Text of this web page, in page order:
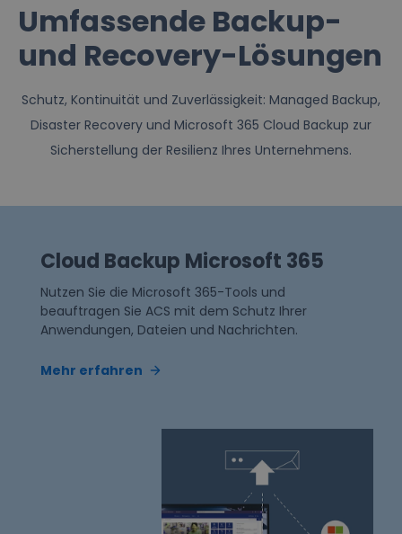
Umfassende Backup-
und Recovery-Lösungen
Schutz, Kontinuität und Zuverlässigkeit: Managed Backup,
Disaster Recovery und Microsoft 365 Cloud Backup zur
Sicherstellung der Resilienz Ihres Unternehmens.
Cloud Backup Microsoft 365
Nutzen Sie die Microsoft 365-Tools und
beauftragen Sie ACS mit dem Schutz Ihrer
Anwendungen, Dateien und Nachrichten.
Mehr erfahren